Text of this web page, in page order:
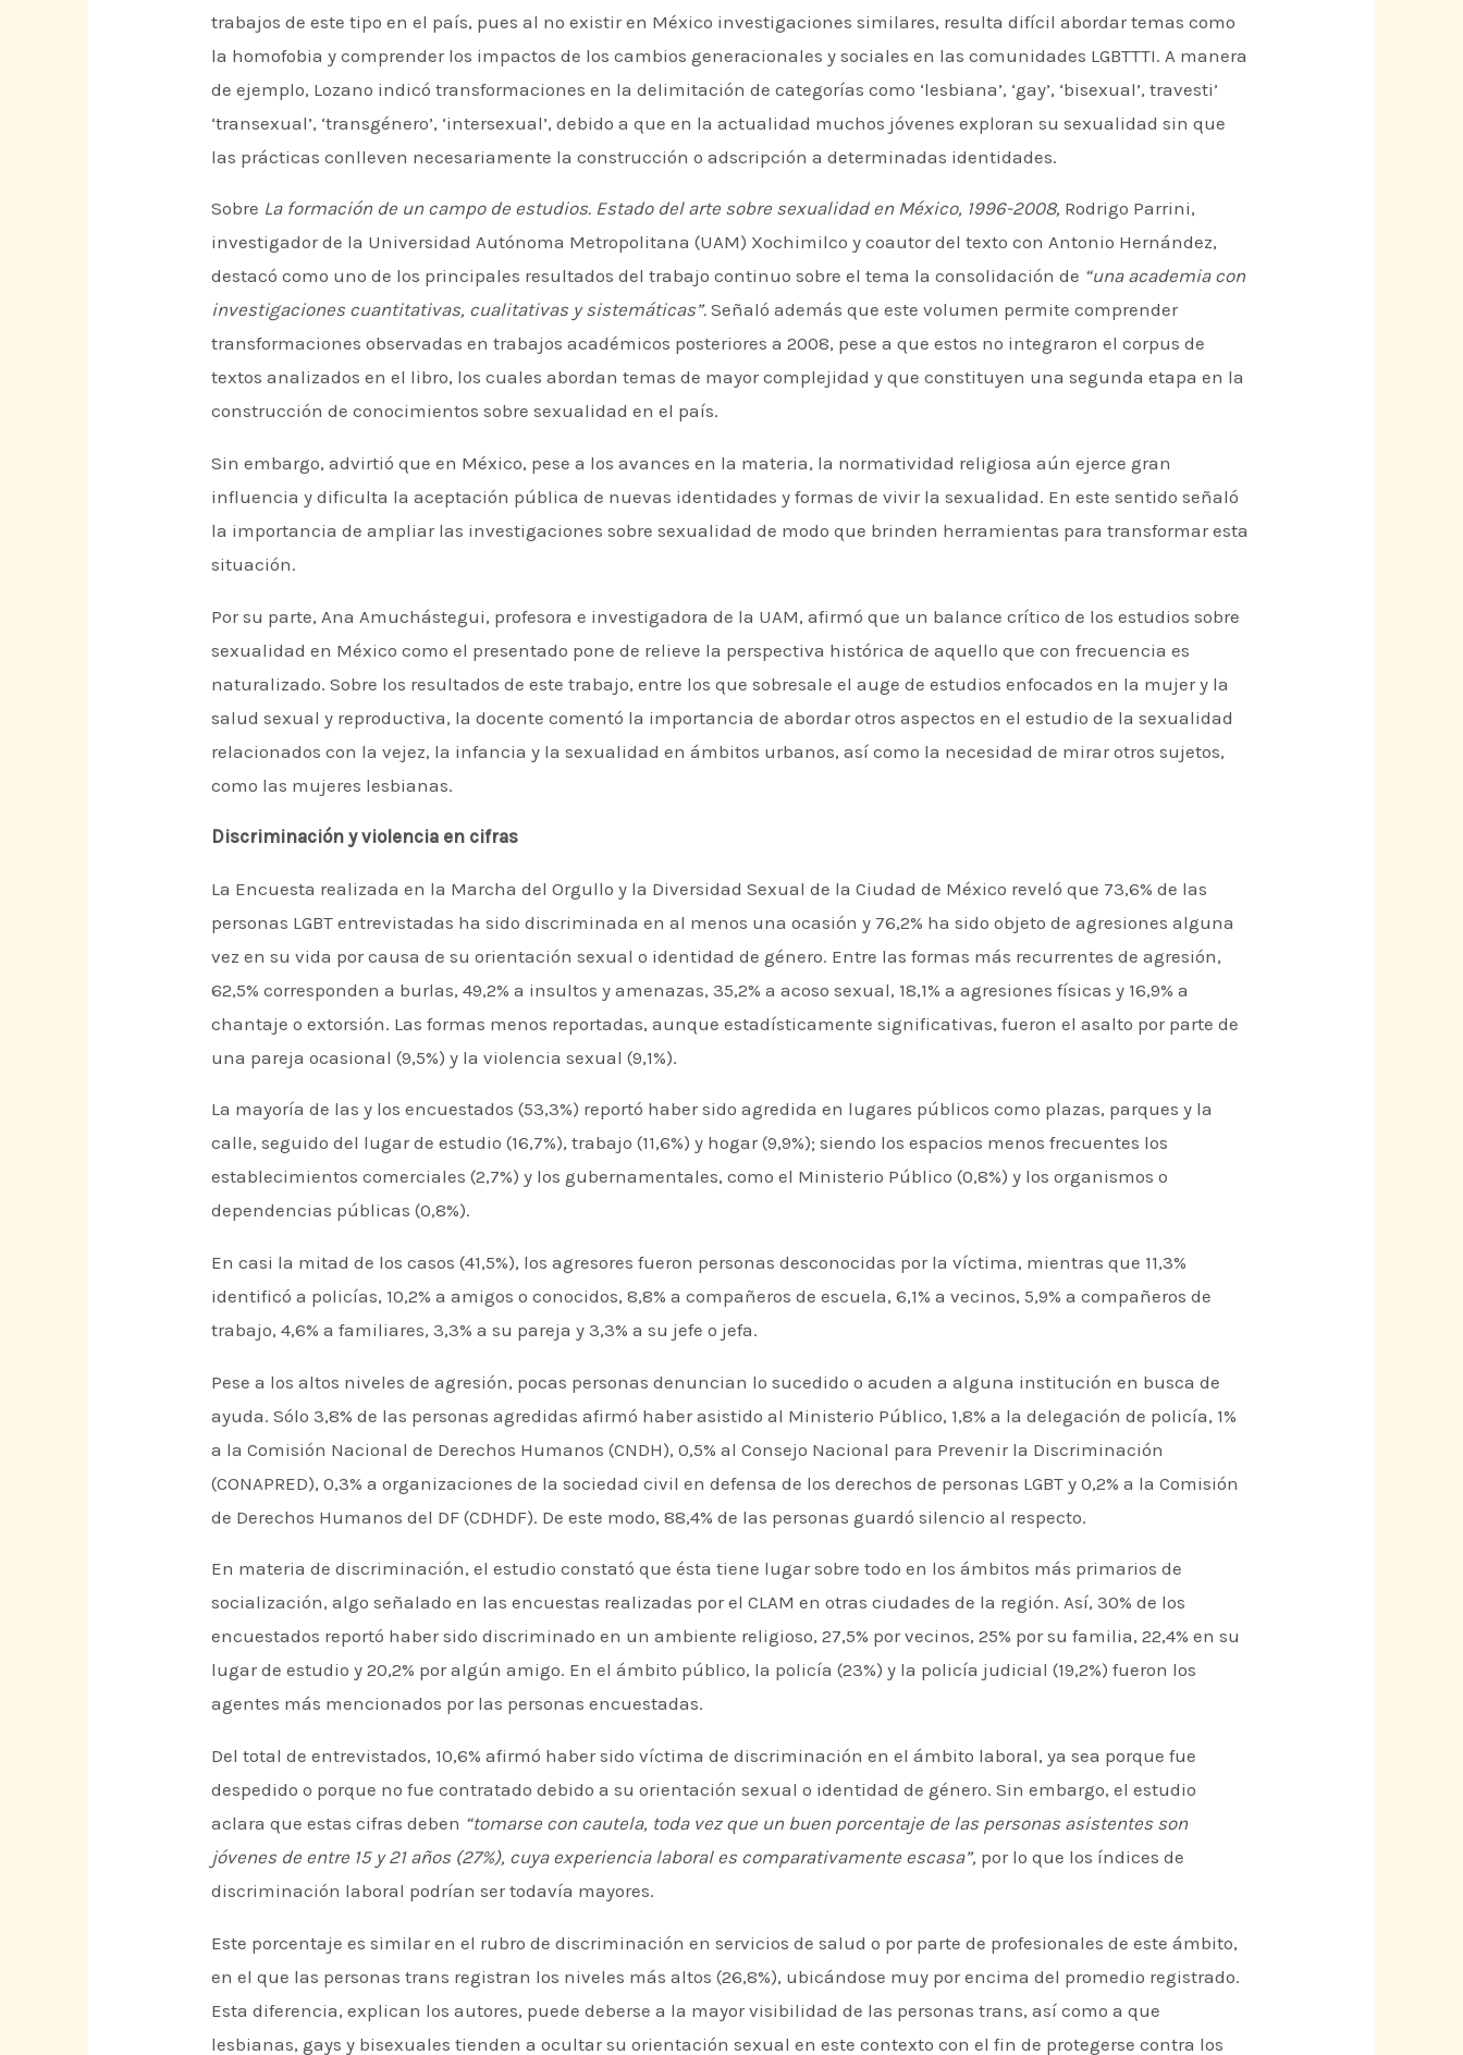
trabajos de este tipo en el país, pues al no existir en México investigaciones similares, resulta difícil abordar temas como
la homofobia y comprender los impactos de los cambios generacionales y sociales en las comunidades LGBTTTI. A manera
de ejemplo, Lozano indicó transformaciones en la delimitación de categorías como ‘lesbiana’, ‘gay’, ‘bisexual’, travesti’
‘transexual’, ‘transgénero’, ‘intersexual’, debido a que en la actualidad muchos jóvenes exploran su sexualidad sin que
las prácticas conlleven necesariamente la construcción o adscripción a determinadas identidades.
Sobre La formación de un campo de estudios. Estado del arte sobre sexualidad en México, 1996-2008, Rodrigo Parrini,
investigador de la Universidad Autónoma Metropolitana (UAM) Xochimilco y coautor del texto con Antonio Hernández,
destacó como uno de los principales resultados del trabajo continuo sobre el tema la consolidación de “una academia con
investigaciones cuantitativas, cualitativas y sistemáticas”. Señaló además que este volumen permite comprender
transformaciones observadas en trabajos académicos posteriores a 2008, pese a que estos no integraron el corpus de
textos analizados en el libro, los cuales abordan temas de mayor complejidad y que constituyen una segunda etapa en la
construcción de conocimientos sobre sexualidad en el país.
Sin embargo, advirtió que en México, pese a los avances en la materia, la normatividad religiosa aún ejerce gran
influencia y dificulta la aceptación pública de nuevas identidades y formas de vivir la sexualidad. En este sentido señaló
la importancia de ampliar las investigaciones sobre sexualidad de modo que brinden herramientas para transformar esta
situación.
Por su parte, Ana Amuchástegui, profesora e investigadora de la UAM, afirmó que un balance crítico de los estudios sobre
sexualidad en México como el presentado pone de relieve la perspectiva histórica de aquello que con frecuencia es
naturalizado. Sobre los resultados de este trabajo, entre los que sobresale el auge de estudios enfocados en la mujer y la
salud sexual y reproductiva, la docente comentó la importancia de abordar otros aspectos en el estudio de la sexualidad
relacionados con la vejez, la infancia y la sexualidad en ámbitos urbanos, así como la necesidad de mirar otros sujetos,
como las mujeres lesbianas.
Discriminación y violencia en cifras
La Encuesta realizada en la Marcha del Orgullo y la Diversidad Sexual de la Ciudad de México reveló que 73,6% de las
personas LGBT entrevistadas ha sido discriminada en al menos una ocasión y 76,2% ha sido objeto de agresiones alguna
vez en su vida por causa de su orientación sexual o identidad de género. Entre las formas más recurrentes de agresión,
62,5% corresponden a burlas, 49,2% a insultos y amenazas, 35,2% a acoso sexual, 18,1% a agresiones físicas y 16,9% a
chantaje o extorsión. Las formas menos reportadas, aunque estadísticamente significativas, fueron el asalto por parte de
una pareja ocasional (9,5%) y la violencia sexual (9,1%).
La mayoría de las y los encuestados (53,3%) reportó haber sido agredida en lugares públicos como plazas, parques y la
calle, seguido del lugar de estudio (16,7%), trabajo (11,6%) y hogar (9,9%); siendo los espacios menos frecuentes los
establecimientos comerciales (2,7%) y los gubernamentales, como el Ministerio Público (0,8%) y los organismos o
dependencias públicas (0,8%).
En casi la mitad de los casos (41,5%), los agresores fueron personas desconocidas por la víctima, mientras que 11,3%
identificó a policías, 10,2% a amigos o conocidos, 8,8% a compañeros de escuela, 6,1% a vecinos, 5,9% a compañeros de
trabajo, 4,6% a familiares, 3,3% a su pareja y 3,3% a su jefe o jefa.
Pese a los altos niveles de agresión, pocas personas denuncian lo sucedido o acuden a alguna institución en busca de
ayuda. Sólo 3,8% de las personas agredidas afirmó haber asistido al Ministerio Público, 1,8% a la delegación de policía, 1%
a la Comisión Nacional de Derechos Humanos (CNDH), 0,5% al Consejo Nacional para Prevenir la Discriminación
(CONAPRED), 0,3% a organizaciones de la sociedad civil en defensa de los derechos de personas LGBT y 0,2% a la Comisión
de Derechos Humanos del DF (CDHDF). De este modo, 88,4% de las personas guardó silencio al respecto.
En materia de discriminación, el estudio constató que ésta tiene lugar sobre todo en los ámbitos más primarios de
socialización, algo señalado en las encuestas realizadas por el CLAM en otras ciudades de la región. Así, 30% de los
encuestados reportó haber sido discriminado en un ambiente religioso, 27,5% por vecinos, 25% por su familia, 22,4% en su
lugar de estudio y 20,2% por algún amigo. En el ámbito público, la policía (23%) y la policía judicial (19,2%) fueron los
agentes más mencionados por las personas encuestadas.
Del total de entrevistados, 10,6% afirmó haber sido víctima de discriminación en el ámbito laboral, ya sea porque fue
despedido o porque no fue contratado debido a su orientación sexual o identidad de género. Sin embargo, el estudio
aclara que estas cifras deben “tomarse con cautela, toda vez que un buen porcentaje de las personas asistentes son
jóvenes de entre 15 y 21 años (27%), cuya experiencia laboral es comparativamente escasa”, por lo que los índices de
discriminación laboral podrían ser todavía mayores.
Este porcentaje es similar en el rubro de discriminación en servicios de salud o por parte de profesionales de este ámbito,
en el que las personas trans registran los niveles más altos (26,8%), ubicándose muy por encima del promedio registrado.
Esta diferencia, explican los autores, puede deberse a la mayor visibilidad de las personas trans, así como a que
lesbianas, gays y bisexuales tienden a ocultar su orientación sexual en este contexto con el fin de protegerse contra los